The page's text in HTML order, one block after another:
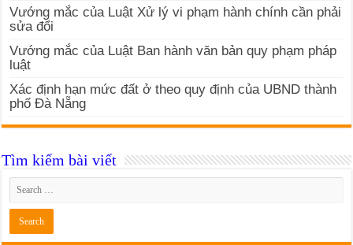
Vướng mắc của Luật Xử lý vi phạm hành chính cần phải
sửa đổi
Vướng mắc của Luật Ban hành văn bản quy phạm pháp
luật
Xác định hạn mức đất ở theo quy định của UBND thành
phố Đà Nẵng
Tìm kiếm bài viết